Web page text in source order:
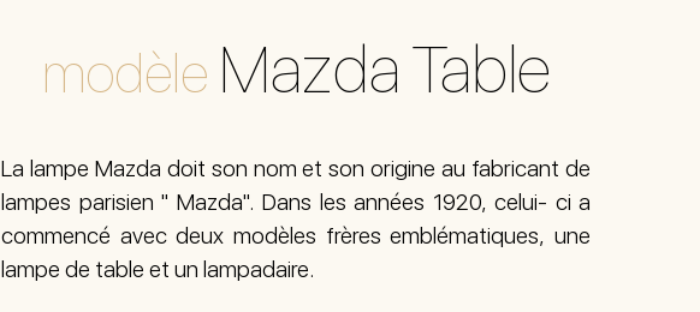
modèle Mazda Table
La lampe Mazda doit son nom et son origine au fabricant de
lampes parisien " Mazda". Dans les années 1920, celui- ci a
commencé avec deux modèles frères emblématiques, une
lampe de table et un lampadaire.